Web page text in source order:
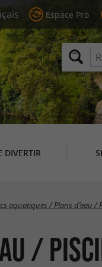
Espace Pro
DIVERTIR
aquatiques / Plans d'eau /
/